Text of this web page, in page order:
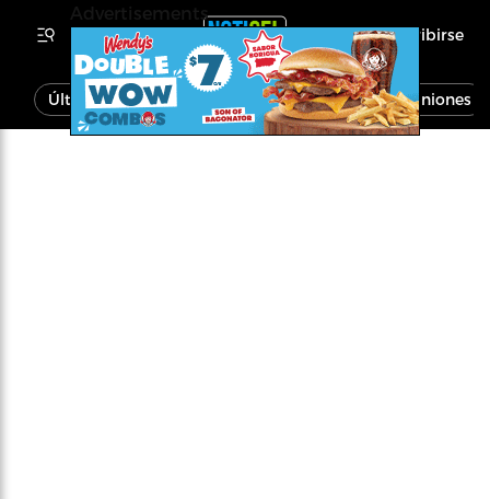
Inscribirse
Última Hora Noticias Economía Opiniones
Advertisements